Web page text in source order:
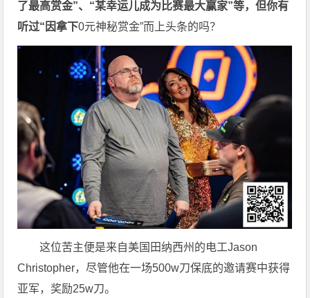
了最高赏金”、“某幸运儿成为比赛最大赢家”等，但你有
听过“因拿下0元神秘赏金”而上头条的吗？
这位苦主便是来自美国田纳西州的电工Jason
Christopher，尽管他在一场500w刀保底的邀请赛中获得
亚军，奖励25w刀。